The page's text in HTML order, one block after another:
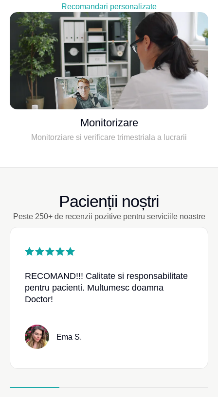
Recomandari personalizate
Monitorizare
Monitorziare si verificare trimestriala a lucrarii
Pacienții noștri
Peste 250+ de recenzii pozitive pentru serviciile noastre
RECOMAND!!! Calitate si responsabilitate
pentru pacienti. Multumesc doamna
Doctor!
Ema S.